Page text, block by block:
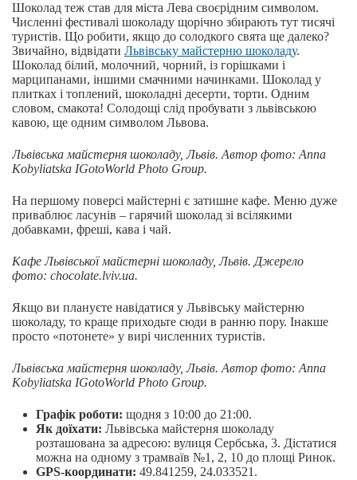
Шоколад теж став для міста Лева своєрідним символом.
Численні фестивалі шоколаду щорічно збирають тут тисячі
туристів. Що робити, якщо до солодкого свята ще далеко?
Звичайно, відвідати Львівську майстерню шоколаду.
Шоколад білий, молочний, чорний, із горішками і
марципанами, іншими смачними начинками. Шоколад у
плитках і топлений, шоколадні десерти, торти. Одним
словом, смакота! Солодощі слід пробувати з львівською
кавою, ще одним символом Львова.
Львівська майстерня шоколаду, Львів. Автор фото: Anna
Kobyliatska IGotoWorld Photo Group.
На першому поверсі майстерні є затишне кафе. Меню дуже
приваблює ласунів – гарячий шоколад зі всілякими
добавками, фреші, кава і чай.
Кафе Львівської майстерні шоколаду, Львів. Джерело
фото: chocolate.lviv.ua.
Якщо ви плануєте навідатися у Львівську майстерню
шоколаду, то краще приходьте сюди в ранню пору. Інакше
просто «потонете» у вирі численних туристів.
Львівська майстерня шоколаду, Львів. Автор фото: Anna
Kobyliatska IGotoWorld Photo Group.
Графік роботи: щодня з 10:00 до 21:00.
Як доїхати: Львівська майстерня шоколаду
розташована за адресою: вулиця Сербська, 3. Дістатися
можна на одному з трамваїв №1, 2, 10 до площі Ринок.
GPS-координати: 49.841259, 24.033521.